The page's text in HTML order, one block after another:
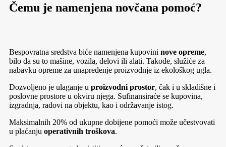
Čemu je namenjena novčana pomoć?
Bespovratna sredstva biće namenjena kupovini nove opreme,
bilo da su to mašine, vozila, delovi ili alati. Takođe, služiće za
nabavku opreme za unapređenje proizvodnje iz ekološkog ugla.
Dozvoljeno je ulaganje u proizvodni prostor, čak i u skladišne i
poslovne prostore u okviru njega. Sufinansiraće se kupovina,
izgradnja, radovi na objektu, kao i održavanje istog.
Maksimalnih 20% od ukupne dobijene pomoći može učestvovati
u plaćanju operativnih troškova.